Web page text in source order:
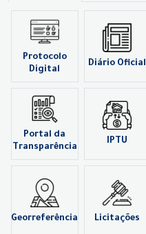
Protocolo
Digital
Diário Oficial
Portal da
Transparência
IPTU
Georreferência Licitações